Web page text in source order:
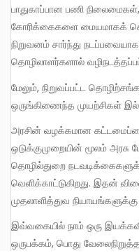
பாதுகாப்பான பணி
கோரிக்கைகளை மையமாகக்
நிறுவனம் சார்ந்து
தொழிலாளர்களால்
மேலும், நிறுவப்பட்ட தொழிற்சங்கங்களின் திட்டமிட்ட அல்லது
ஒருங்கிணைந்த முயற்சிகள்
அரசின் வழக்கமான கட்டமைப்பை மீறி அதை நிலைகுலையச் செய்தன.
ஒடுக்குமுறையின் மூலம்
தொழில்துறை
வெளிக்காட்டுகிறது. இதன்
முதலாளித்துவ
இவ்வகையில் நாம் ஒரு இயக்கவியல் போக்கின் மத்தியில் உள்ளோம்.
ஒருபக்கம், பொது